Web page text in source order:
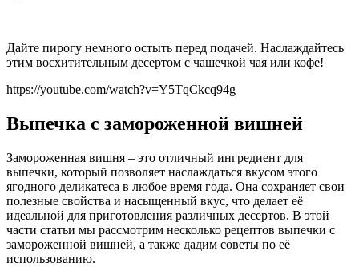
Дайте пирогу немного остыть перед подачей. Наслаждайтесь
этим восхитительным десертом с чашечкой чая или кофе!
https://youtube.com/watch?v=Y5TqCkcq94g
Выпечка с замороженной вишней
Замороженная вишня – это отличный ингредиент для
выпечки, который позволяет наслаждаться вкусом этого
ягодного деликатеса в любое время года. Она сохраняет свои
полезные свойства и насыщенный вкус, что делает её
идеальной для приготовления различных десертов. В этой
части статьи мы рассмотрим несколько рецептов выпечки с
замороженной вишней, а также дадим советы по её
использованию.